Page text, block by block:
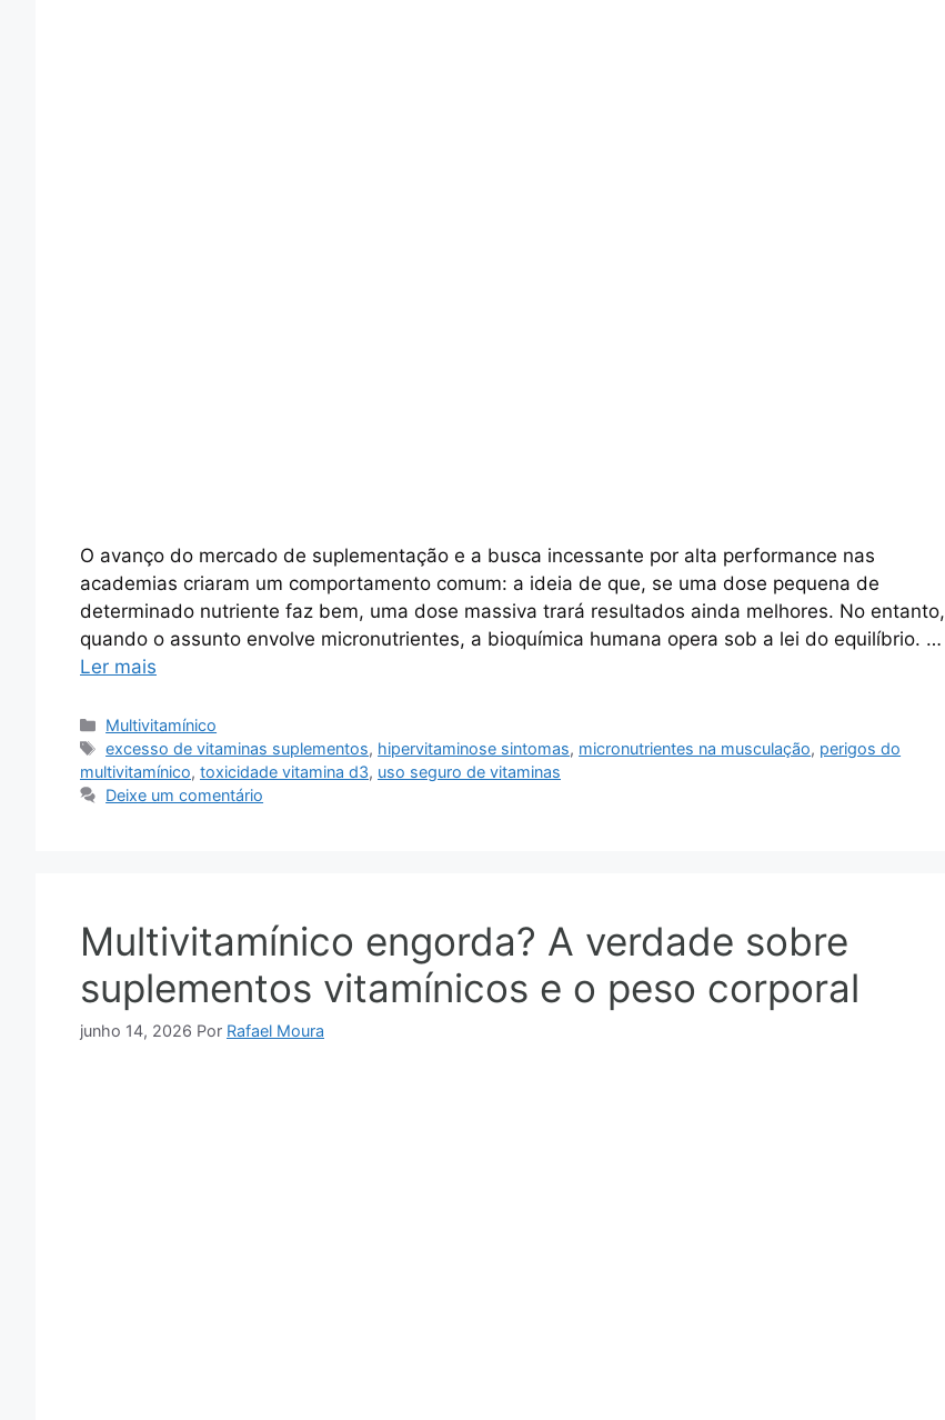
O avanço do mercado de suplementação e a busca incessante por alta performance nas
academias criaram um comportamento comum: a ideia de que, se uma dose pequena de
determinado nutriente faz bem, uma dose massiva trará resultados ainda melhores. No entanto,
quando o assunto envolve micronutrientes, a bioquímica humana opera sob a lei do equilíbrio. …
Ler mais
Categorias
Multivitamínico
Tags
excesso de vitaminas suplementos, hipervitaminose sintomas, micronutrientes na musculação, perigos do
multivitamínico, toxicidade vitamina d3, uso seguro de vitaminas
Deixe um comentário
Multivitamínico engorda? A verdade sobre
suplementos vitamínicos e o peso corporal
junho 14, 2026 Por Rafael Moura